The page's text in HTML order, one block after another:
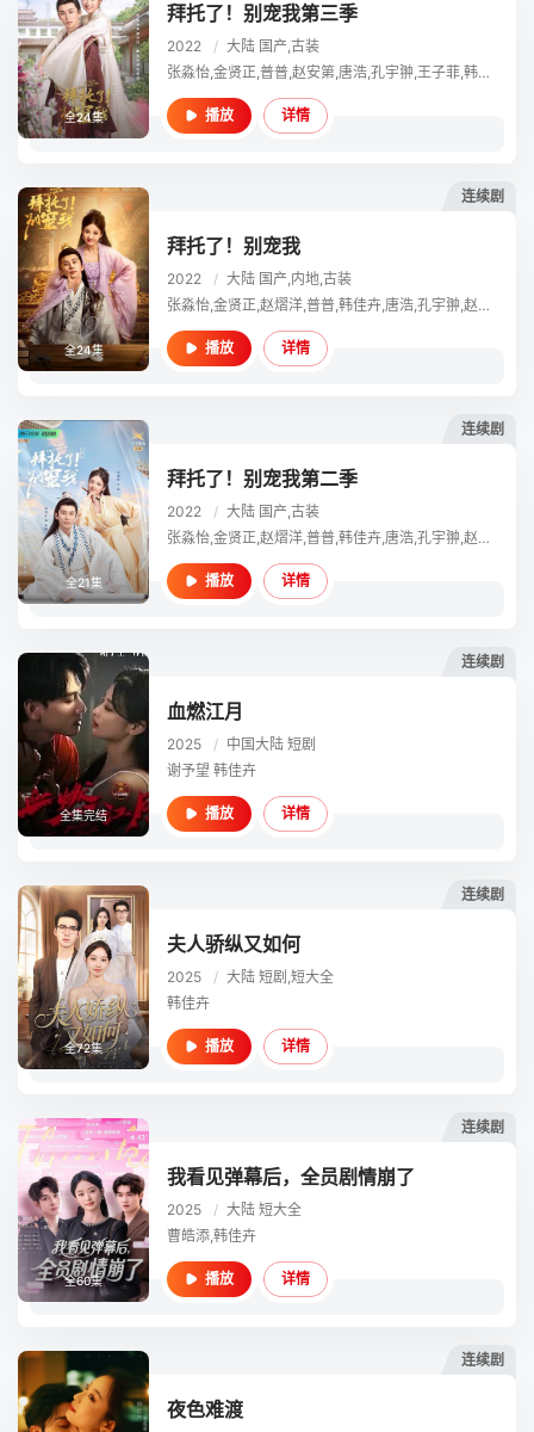
全24集
拜托了！别宠我第三季
2022 / 大陆 国产,古装
张淼怡,金贤正,普普,赵安第,唐浩,孔宇翀,王子菲,韩佳卉,宁显周,于秉池,赵广斌,蒋林静,赵熠洋,王龙,过齐鸣,赵秋生,杨柠,金玄雨,过山月,赵思,袁川航,艺强,颜嫣,卢夏禹
播放 详情
连续剧
全24集
拜托了！别宠我
2022 / 大陆 国产,内地,古装
张淼怡,金贤正,赵熠洋,普普,韩佳卉,唐浩,孔宇翀,赵广斌,蒋林静,王龙
播放 详情
连续剧
全21集
拜托了！别宠我第二季
2022 / 大陆 国产,古装
张淼怡,金贤正,赵熠洋,普普,韩佳卉,唐浩,孔宇翀,赵广斌,蒋林静,王龙
播放 详情
连续剧
全集完结
血燃江月
2025 / 中国大陆 短剧
谢予望 韩佳卉
播放 详情
连续剧
全72集
夫人骄纵又如何
2025 / 大陆 短剧,短大全
韩佳卉
播放 详情
连续剧
全60集
我看见弹幕后，全员剧情崩了
2025 / 大陆 短大全
曹皓添,韩佳卉
播放 详情
连续剧
夜色难渡